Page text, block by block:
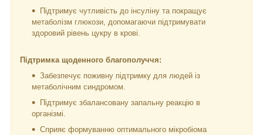
Підтримує чутливість до інсуліну та покращує
метаболізм глюкози, допомагаючи підтримувати
здоровий рівень цукру в крові.
Підтримка щоденного благополуччя:
Забезпечує поживну підтримку для людей із
метаболічним синдромом.
Підтримує збалансовану запальну реакцію в
організмі.
Сприяє формуванню оптимального мікробіома